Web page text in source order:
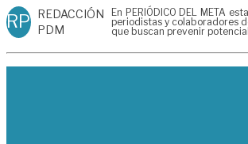
RP REDACCIÓN
PDM
En PERIÓDICO DEL META
periodistas y colaboradores
que buscan prevenir